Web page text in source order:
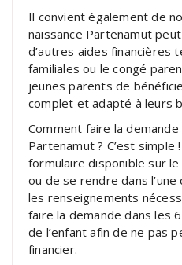
Il convient également de
naissance Partenamut
d’autres aides financières
familiales ou le congé
jeunes parents de
complet et adapté à leurs
Comment faire la
Partenamut ? C’est
formulaire disponible sur
ou de se rendre dans
les renseignements
faire la demande dans les
de l’enfant afin de ne pas
financier.